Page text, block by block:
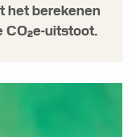
het berekenen
CO₂e-uitstoot.